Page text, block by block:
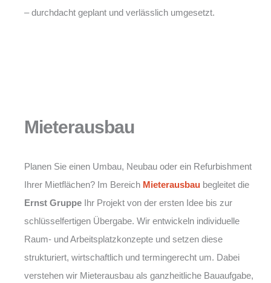
– durchdacht geplant und verlässlich umgesetzt.
Mieterausbau
Planen Sie einen Umbau, Neubau oder ein Refurbishment
Ihrer Mietflächen? Im Bereich Mieterausbau begleitet die
Ernst Gruppe Ihr Projekt von der ersten Idee bis zur
schlüsselfertigen Übergabe. Wir entwickeln individuelle
Raum- und Arbeitsplatzkonzepte und setzen diese
strukturiert, wirtschaftlich und termingerecht um. Dabei
verstehen wir Mieterausbau als ganzheitliche Bauaufgabe,